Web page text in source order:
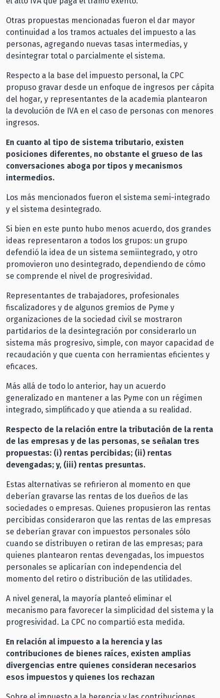
Otras propuestas mencionadas fueron el dar mayor
continuidad a los tramos actuales del impuesto a las
personas, agregando nuevas tasas intermedias, y
desintegrar total o parcialmente el sistema.
Respecto a la base del impuesto personal, la CPC
propuso gravar desde un enfoque de ingresos per cápita
del hogar, y representantes de la academia plantearon
la devolución de IVA en el caso de personas con menores
ingresos.
En cuanto al tipo de sistema tributario, existen
posiciones diferentes, no obstante el grueso de las
conversaciones aboga por tipos y mecanismos
intermedios.
Los más mencionados fueron el sistema semi-integrado
y el sistema desintegrado.
Si bien en este punto hubo menos acuerdo, dos grandes
ideas representaron a todos los grupos: un grupo
defendió la idea de un sistema semiintegrado, y otro
promovieron uno desintegrado, dependiendo de cómo
se comprende el nivel de progresividad.
Representantes de trabajadores, profesionales
fiscalizadores y de algunos gremios de Pyme y
organizaciones de la sociedad civil se mostraron
partidarios de la desintegración por considerarlo un
sistema más progresivo, simple, con mayor capacidad de
recaudación y que cuenta con herramientas eficientes y
eficaces.
Más allá de todo lo anterior, hay un acuerdo
generalizado en mantener a las Pyme con un régimen
integrado, simplificado y que atienda a su realidad.
Respecto de la relación entre la tributación de la renta
de las empresas y de las personas, se señalan tres
propuestas: (i) rentas percibidas; (ii) rentas
devengadas; y, (iii) rentas presuntas.
Estas alternativas se refirieron al momento en que
deberían gravarse las rentas de los dueños de las
sociedades o empresas. Quienes propusieron las rentas
percibidas consideraron que las rentas de las empresas
se deberían gravar con impuestos personales sólo
cuando se distribuyen o retiran de las empresas; para
quienes plantearon rentas devengadas, los impuestos
personales se aplicarían con independencia del
momento del retiro o distribución de las utilidades.
A nivel general, la mayoría planteó eliminar el
mecanismo para favorecer la simplicidad del sistema y la
progresividad. La CPC no compartió esta medida.
En relación al impuesto a la herencia y las
contribuciones de bienes raíces, existen amplias
divergencias entre quienes consideran necesarios
esos impuestos y quienes los rechazan